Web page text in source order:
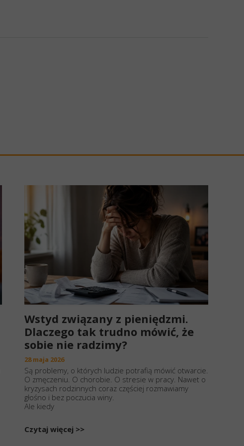
Wstyd związany z pieniędzmi.
Dlaczego tak trudno mówić, że
sobie nie radzimy?
28 maja 2026
Są problemy, o których ludzie potrafią mówić otwarcie.
O zmęczeniu. O chorobie. O stresie w pracy. Nawet o
kryzysach rodzinnych coraz częściej rozmawiamy
głośno i bez poczucia winy.
Ale kiedy
Czytaj więcej >>